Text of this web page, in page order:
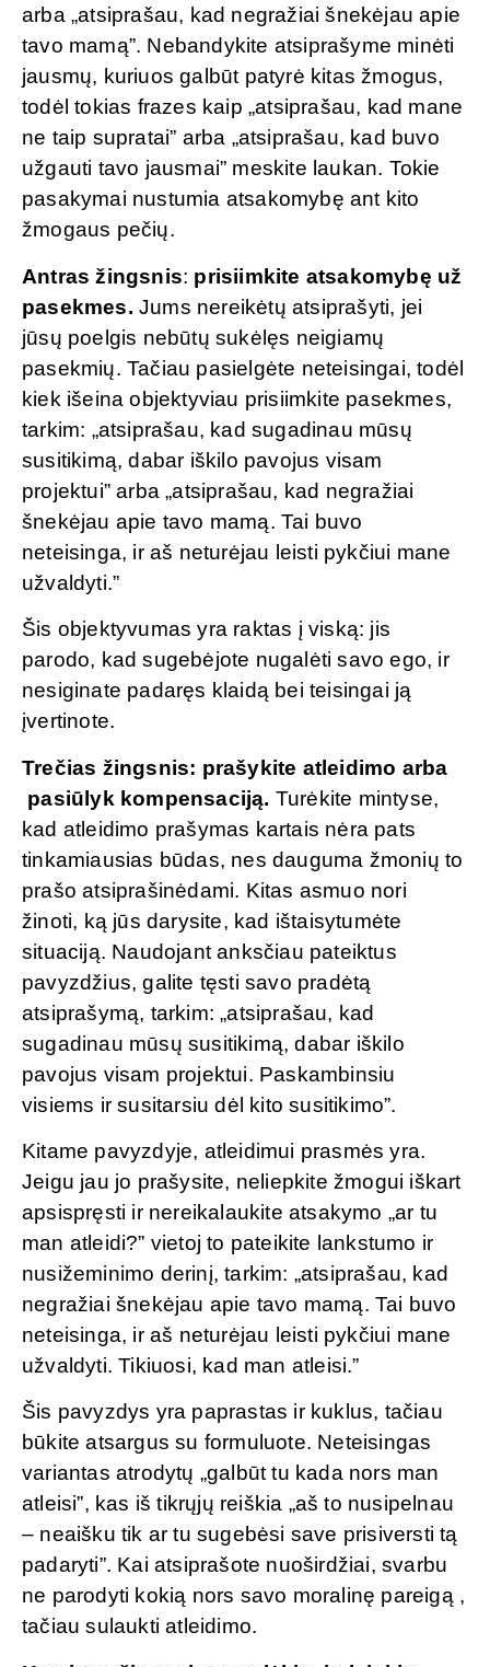
arba „atsiprašau, kad negražiai šnekėjau apie
tavo mamą”. Nebandykite atsiprašyme minėti
jausmų, kuriuos galbūt patyrė kitas žmogus,
todėl tokias frazes kaip „atsiprašau, kad mane
ne taip supratai” arba „atsiprašau, kad buvo
užgauti tavo jausmai” meskite laukan. Tokie
pasakymai nustumia atsakomybę ant kito
žmogaus pečių.
Antras žingsnis: prisiimkite atsakomybę už
pasekmes. Jums nereikėtų atsiprašyti, jei
jūsų poelgis nebūtų sukėlęs neigiamų
pasekmių. Tačiau pasielgėte neteisingai, todėl
kiek išeina objektyviau prisiimkite pasekmes,
tarkim: „atsiprašau, kad sugadinau mūsų
susitikimą, dabar iškilo pavojus visam
projektui” arba „atsiprašau, kad negražiai
šnekėjau apie tavo mamą. Tai buvo
neteisinga, ir aš neturėjau leisti pykčiui mane
užvaldyti.”
Šis objektyvumas yra raktas į viską: jis
parodo, kad sugebėjote nugalėti savo ego, ir
nesiginate padaręs klaidą bei teisingai ją
įvertinote.
Trečias žingsnis: prašykite atleidimo arba
pasiūlyk kompensaciją. Turėkite mintyse,
kad atleidimo prašymas kartais nėra pats
tinkamiausias būdas, nes dauguma žmonių to
prašo atsiprašinėdami. Kitas asmuo nori
žinoti, ką jūs darysite, kad ištaisytumėte
situaciją. Naudojant anksčiau pateiktus
pavyzdžius, galite tęsti savo pradėtą
atsiprašymą, tarkim: „atsiprašau, kad
sugadinau mūsų susitikimą, dabar iškilo
pavojus visam projektui. Paskambinsiu
visiems ir susitarsiu dėl kito susitikimo”.
Kitame pavyzdyje, atleidimui prasmės yra.
Jeigu jau jo prašysite, neliepkite žmogui iškart
apsispręsti ir nereikalaukite atsakymo „ar tu
man atleidi?” vietoj to pateikite lankstumo ir
nusižeminimo derinį, tarkim: „atsiprašau, kad
negražiai šnekėjau apie tavo mamą. Tai buvo
neteisinga, ir aš neturėjau leisti pykčiui mane
užvaldyti. Tikiuosi, kad man atleisi.”
Šis pavyzdys yra paprastas ir kuklus, tačiau
būkite atsargus su formuluote. Neteisingas
variantas atrodytų „galbūt tu kada nors man
atleisi”, kas iš tikrųjų reiškia „aš to nusipelnau
– neaišku tik ar tu sugebėsi save prisiversti tą
padaryti”. Kai atsiprašote nuoširdžiai, svarbu
ne parodyti kokią nors savo moralinę pareigą ,
tačiau sulaukti atleidimo.